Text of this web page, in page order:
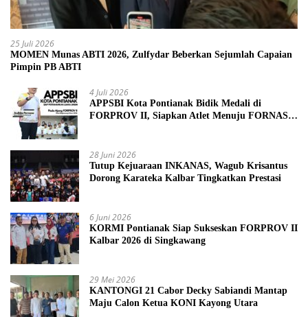
25 Juli 2026
MOMEN Munas ABTI 2026, Zulfydar Beberkan Sejumlah Capaian
Pimpin PB ABTI
4 Juli 2026
APPSBI Kota Pontianak Bidik Medali di
FORPROV II, Siapkan Atlet Menuju FORNAS
28 Juni 2026
Tutup Kejuaraan INKANAS, Wagub Krisantus
Dorong Karateka Kalbar Tingkatkan Prestasi
6 Juni 2026
KORMI Pontianak Siap Sukseskan FORPROV II
Kalbar 2026 di Singkawang
29 Mei 2026
KANTONGI 21 Cabor Decky Sabiandi Mantap
Maju Calon Ketua KONI Kayong Utara